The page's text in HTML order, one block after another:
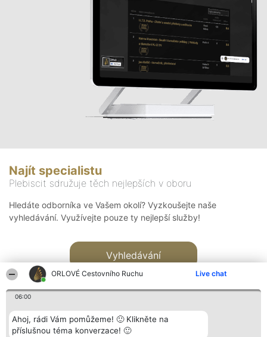
ORLOVÉ Cestovního Ruchu Live chat
06:00
Ahoj, rádi Vám pomůžeme! 🙂 Klikněte na
příslušnou téma konverzace! 🙂
Najít specialistu
Plebiscit sdružuje těch nejlepších v oboru
Hledáte odborníka ve Vašem okolí? Vyzkoušejte naše
vyhledávání. Využívejte pouze ty nejlepší služby!
Vyhledávání